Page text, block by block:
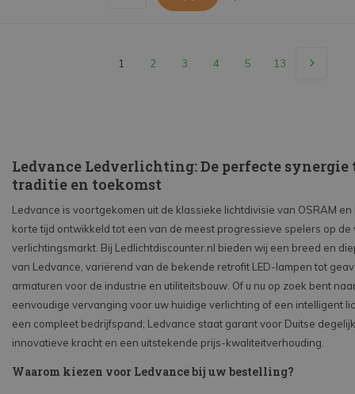
1 2 3 4 5 13
Ledvance Ledverlichting: De perfecte synergie
traditie en toekomst
Ledvance is voortgekomen uit de klassieke lichtdivisie van OSRAM en
korte tijd ontwikkeld tot een van de meest progressieve spelers op
verlichtingsmarkt. Bij Ledlichtdiscounter.nl bieden wij een breed en
van Ledvance, variërend van de bekende retrofit LED-lampen tot
armaturen voor de industrie en utiliteitsbouw. Of u nu op zoek bent
eenvoudige vervanging voor uw huidige verlichting of een intelligent
een compleet bedrijfspand; Ledvance staat garant voor Duitse
innovatieve kracht en een uitstekende prijs-kwaliteitverhouding.
Waarom kiezen voor Ledvance bij uw bestelling?